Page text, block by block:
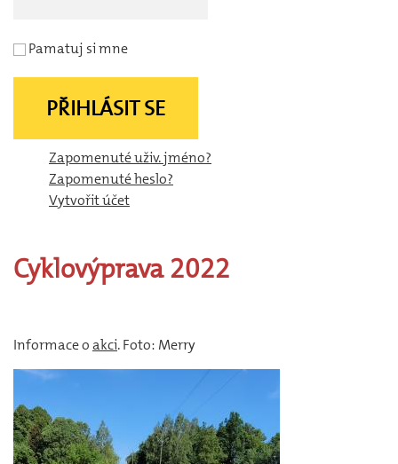
Pamatuj si mne
PŘIHLÁSIT SE
Zapomenuté uživ. jméno?
Zapomenuté heslo?
Vytvořit účet
Cyklovýprava 2022
Informace oakci. Foto: Merry